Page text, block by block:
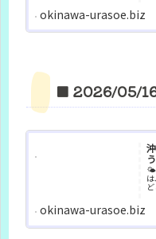
okinawa-urasoe.biz
■ 2026/05/
🌤
okinawa-urasoe.biz